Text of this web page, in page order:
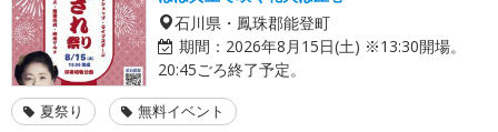
石川県・鳳珠郡能登町
期間： 2026年8月15日(土) ※13:30開場。
20:45ごろ終了予定。
夏祭り 無料イベント